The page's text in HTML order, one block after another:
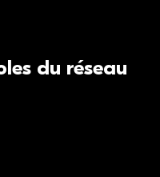
du réseau